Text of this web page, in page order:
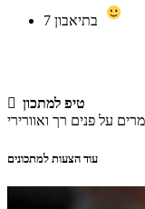
7
 טיפ למתכון
עוד הצעות למתכונים